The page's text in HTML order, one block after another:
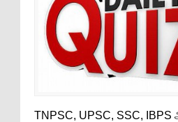
TNPSC, UPSC, SSC,